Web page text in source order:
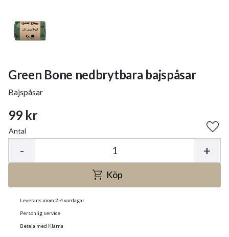
Green Bone nedbrytbara bajspåsar
Bajspåsar
99 kr
Antal
+
-
Köp
Leverans inom 2-4 vardagar
Personlig service
Betala med Klarna